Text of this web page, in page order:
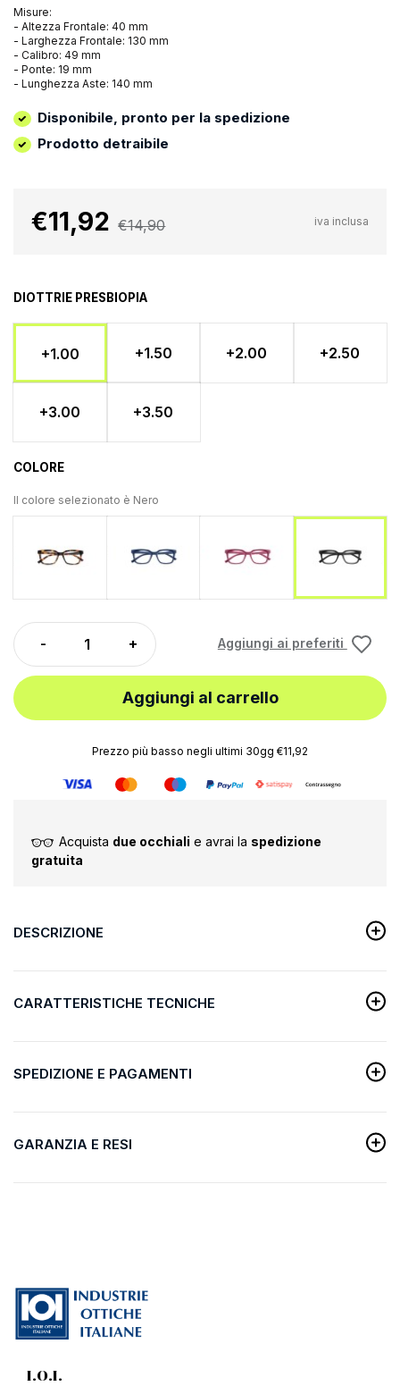
Misure:
- Altezza Frontale: 40 mm
- Larghezza Frontale: 130 mm
- Calibro: 49 mm
- Ponte: 19 mm
- Lunghezza Aste: 140 mm
Disponibile, pronto per la spedizione
Prodotto detraibile
€11,92 €14,90 iva inclusa
DIOTTRIE PRESBIOPIA
+1.00 +1.50 +2.00 +2.50
+3.00 +3.50
COLORE
Il colore selezionato è Nero
Aggiungi ai preferiti
Aggiungi al carrello
Prezzo più basso negli ultimi 30gg €11,92
Acquista due occhiali e avrai la spedizione
gratuita
DESCRIZIONE
CARATTERISTICHE TECNICHE
SPEDIZIONE E PAGAMENTI
GARANZIA E RESI
I.O.I.